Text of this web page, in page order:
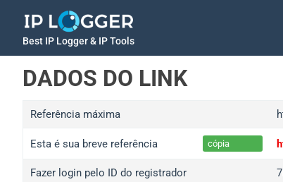
Best IP Logger & IP Tools
DADOS DO LINK
Referência máxima
Esta é sua breve referência cópia
Fazer login pelo ID do registrador